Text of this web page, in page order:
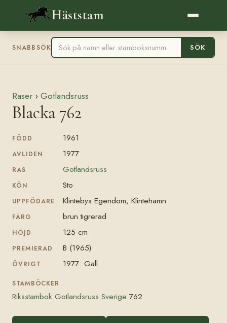
Häststam
SNABBSÖK SÖK
Raser › Gotlandsruss
Blacka 762
FÖDD 1961
AVLIDEN 1977
RAS Gotlandsruss
KÖN Sto
UPPFÖDARE Klintebys Egendom, Klintehamn
FÄRG brun tigrerad
HÖJD 125 cm
PREMIERAD B (1965)
ÖVRIGT 1977: Gall
STAMBÖCKER
Riksstambok Gotlandsruss Sverige 762